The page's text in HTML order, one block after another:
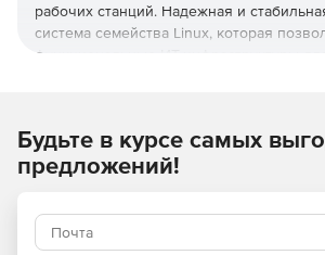
рабочих станций. Надежная и
система семейства Linux, которая
функциональные ИТ-инфраструктуры
банковском секторе, ритейле, телекоме,
логистических компаниях.
Включена в реестр российского
обеспечения Минцифры России №3751
Будьте в курсе самых
предложений!